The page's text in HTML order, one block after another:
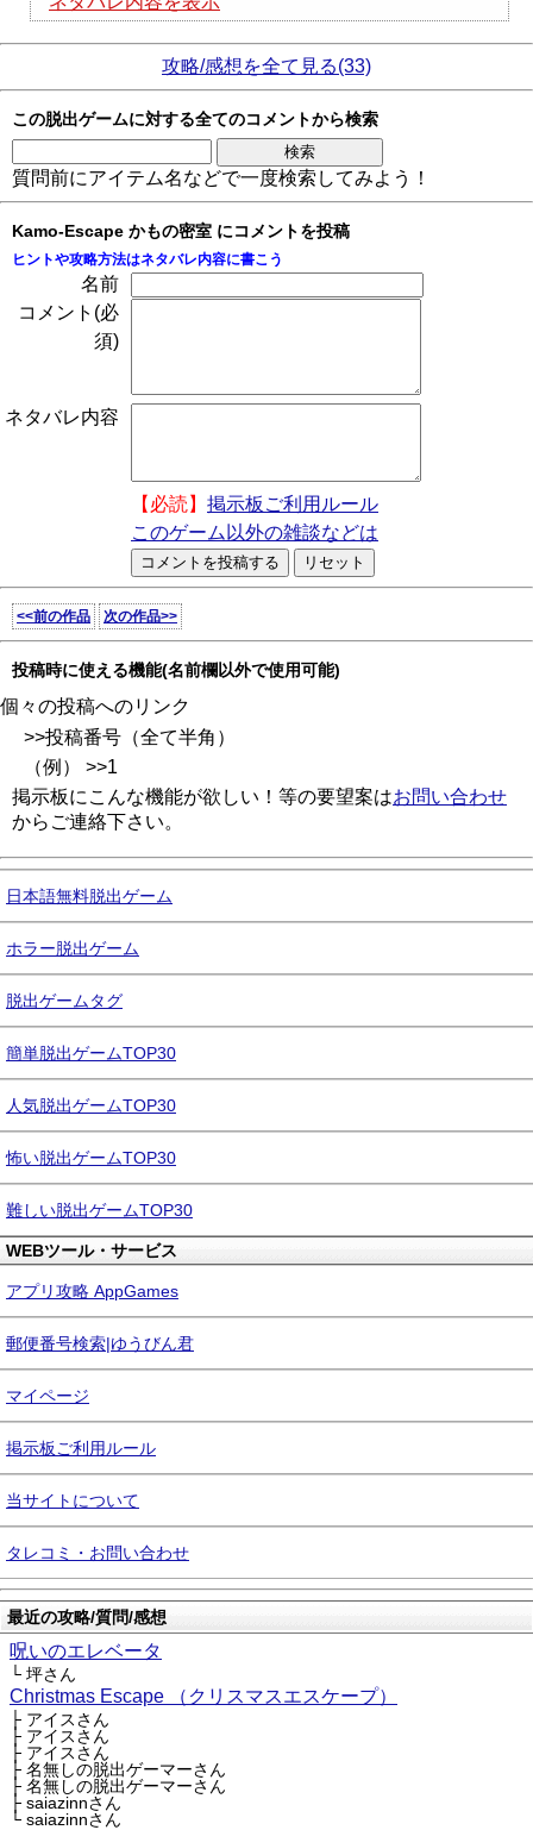
攻略/感想を全て見る(33)
この脱出ゲームに対する全てのコメントから検索
質問前にアイテム名などで一度検索してみよう！
Kamo-Escape かもの密室 にコメントを投稿
ヒントや攻略方法はネタバレ内容に書こう
名前
コメント(必
須)
ネタバレ内容
【必読】 掲示板ご利用ルール
このゲーム以外の雑談などは
<<前の作品 次の作品>>
投稿時に使える機能(名前欄以外で使用可能)
個々の投稿へのリンク
>>投稿番号（全て半角）
（例） >>1
掲示板にこんな機能が欲しい！等の要望案はお問い合わせ
からご連絡下さい。
日本語無料脱出ゲーム
ホラー脱出ゲーム
脱出ゲームタグ
簡単脱出ゲームTOP30
人気脱出ゲームTOP30
怖い脱出ゲームTOP30
難しい脱出ゲームTOP30
WEBツール・サービス
アプリ攻略 AppGames
郵便番号検索|ゆうびん君
マイページ
掲示板ご利用ルール
当サイトについて
タレコミ・お問い合わせ
最近の攻略/質問/感想
呪いのエレベータ
└ 坪さん
Christmas Escape （クリスマスエスケープ）
├ アイスさん
├ アイスさん
├ アイスさん
├ 名無しの脱出ゲーマーさん
├ 名無しの脱出ゲーマーさん
├ saiazinnさん
└ saiazinnさん